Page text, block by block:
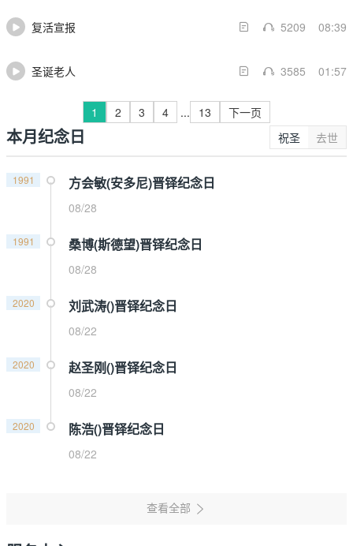
复活宣报 5209 08:39
圣诞老人 3585 01:57
1 2 3 4 ... 13 下一页
本月纪念日 祝圣 去世
1991 方会敏(安多尼)晋铎纪念日
08/28
1991 桑博(斯德望)晋铎纪念日
08/28
2020 刘武涛()晋铎纪念日
08/22
2020 赵圣刚()晋铎纪念日
08/22
2020 陈浩()晋铎纪念日
08/22